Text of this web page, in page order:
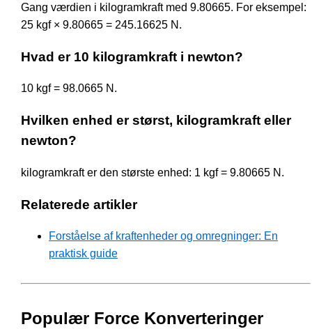
Gang værdien i kilogramkraft med 9.80665. For eksempel:
25 kgf × 9.80665 = 245.16625 N.
Hvad er 10 kilogramkraft i newton?
10 kgf = 98.0665 N.
Hvilken enhed er størst, kilogramkraft eller
newton?
kilogramkraft er den største enhed: 1 kgf = 9.80665 N.
Relaterede artikler
Forståelse af kraftenheder og omregninger: En
praktisk guide
Populær Force Konverteringer